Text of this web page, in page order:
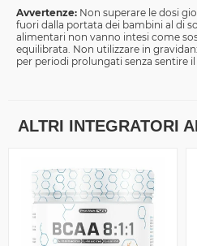
Avvertenze: Non superare le dosi
fuori dalla portata dei bambini al di
alimentari non vanno intesi come
equilibrata. Non utilizzare in
per periodi prolungati senza sentire
ALTRI INTEGRATORI